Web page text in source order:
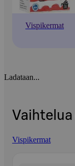
Vispikermat
Ladataan...
Vispikermat